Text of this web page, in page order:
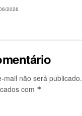
2026
mail não será publicado.
com *